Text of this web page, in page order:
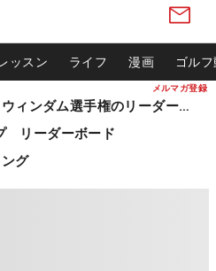
メルマガ登録
ッスン ライフ 漫画 ゴル
松山英樹ら出場 ウィンダム選手権のリーダーボード
リーダーボード
グ